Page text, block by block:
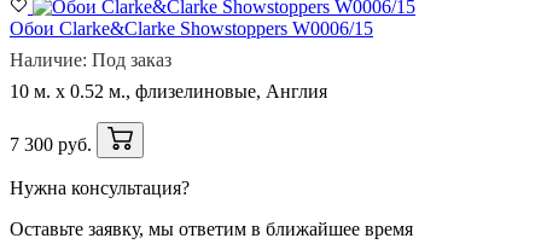
Обои Clarke&Clarke Showstoppers W0006/15
Наличие: Под заказ
10 м. x 0.52 м., флизелиновые, Англия
7 300 руб.
Нужна консультация?
Оставьте заявку, мы ответим в ближайшее время